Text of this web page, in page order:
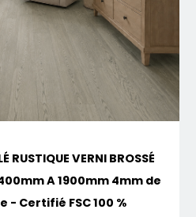
RUSTIQUE VERNI BROSSÉ
A 1900mm 4mm de
- Certifié FSC 100 %